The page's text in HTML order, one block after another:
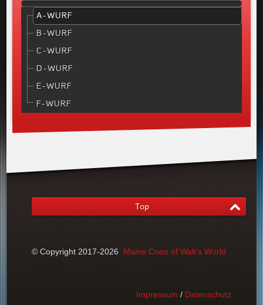
A-WURF
B-WURF
C-WURF
D-WURF
E-WURF
F-WURF
Top
© Copyright 2017-2026 Maine Coon of Walt’s World
Impressum / Datenschutz